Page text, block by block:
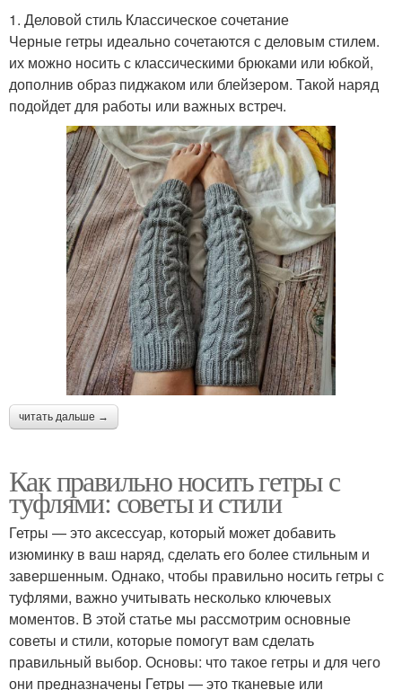
1. Деловой стиль Классическое сочетание
Черные гетры идеально сочетаются с деловым стилем.
их можно носить с классическими брюками или юбкой,
дополнив образ пиджаком или блейзером. Такой наряд
подойдет для работы или важных встреч.
читать дальше →
Как правильно носить гетры с
туфлями: советы и стили
Гетры — это аксессуар, который может добавить
изюминку в ваш наряд, сделать его более стильным и
завершенным. Однако, чтобы правильно носить гетры с
туфлями, важно учитывать несколько ключевых
моментов. В этой статье мы рассмотрим основные
советы и стили, которые помогут вам сделать
правильный выбор. Основы: что такое гетры и для чего
они предназначены Гетры — это тканевые или